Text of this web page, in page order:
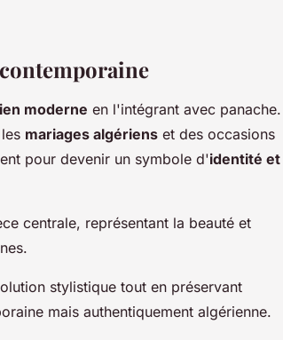
moderne en l'intégrant avec panache.
mariages algériens et des occasions
pour devenir un symbole d'identité et
centrale, représentant la beauté et
stylistique tout en préservant
mais authentiquement algérienne.